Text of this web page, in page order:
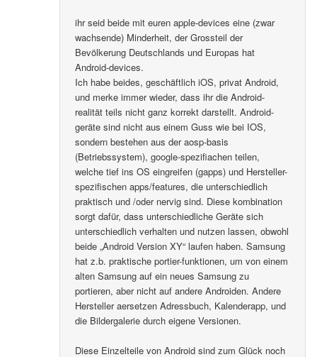
ihr seid beide mit euren apple-devices eine (zwar
wachsende) Minderheit, der Grossteil der
Bevölkerung Deutschlands und Europas hat
Android-devices.
Ich habe beides, geschäftlich iOS, privat Android,
und merke immer wieder, dass ihr die Android-
realität teils nicht ganz korrekt darstellt. Android-
geräte sind nicht aus einem Guss wie bei IOS,
sondern bestehen aus der aosp-basis
(Betriebssystem), google-spezifiachen teilen,
welche tief ins OS eingreifen (gapps) und Hersteller-
spezifischen apps/features, die unterschiedlich
praktisch und /oder nervig sind. Diese kombination
sorgt dafür, dass unterschiedliche Geräte sich
unterschiedlich verhalten und nutzen lassen, obwohl
beide „Android Version XY“ laufen haben. Samsung
hat z.b. praktische portier-funktionen, um von einem
alten Samsung auf ein neues Samsung zu
portieren, aber nicht auf andere Androiden. Andere
Hersteller aersetzen Adressbuch, Kalenderapp, und
die Bildergalerie durch eigene Versionen.
Diese Einzelteile von Android sind zum Glück noch